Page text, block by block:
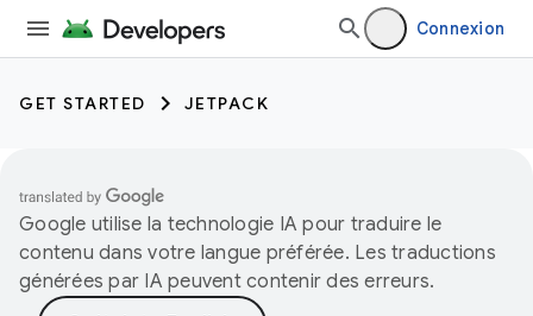
Connexion
GET STARTED JETPACK
Google utilise la technologie IA pour traduire le
contenu dans votre langue préférée. Les traductions
générées par IA peuvent contenir des erreurs.